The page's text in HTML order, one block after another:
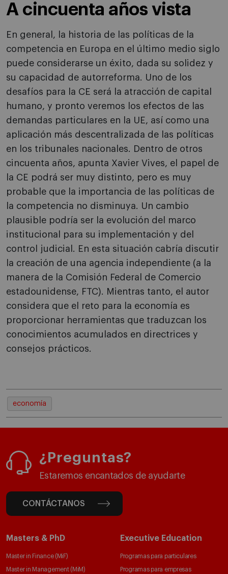
A cincuenta años vista
En general, la historia de las políticas de la
competencia en Europa en el último medio siglo
puede considerarse un éxito, dada su solidez y
su capacidad de autorreforma. Uno de los
desafíos para la CE será la atracción de capital
humano, y pronto veremos los efectos de las
demandas particulares en la UE, así como una
aplicación más descentralizada de las políticas
en los tribunales nacionales. Dentro de otros
cincuenta años, apunta Xavier Vives, el papel de
la CE podrá ser muy distinto, pero es muy
probable que la importancia de las políticas de
la competencia no disminuya. Un cambio
plausible podría ser la evolución del marco
institucional para su implementación y del
control judicial. En esta situación cabría discutir
la creación de una agencia independiente (a la
manera de la Comisión Federal de Comercio
estadounidense, FTC). Mientras tanto, el autor
considera que el reto para la economía es
proporcionar herramientas que traduzcan los
conocimientos acumulados en directrices y
consejos prácticos.
economía
¿Preguntas?
Estaremos encantados de ayudarte
CONTÁCTANOS
Masters & PhD
Master in Finance (MiF)
Master in Management (MiM)
Executive Education
Programas para particulares
Programas para empresas